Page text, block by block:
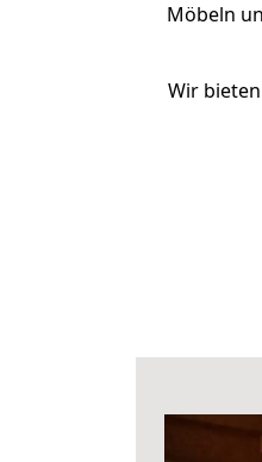
Möbeln
Wir bieten